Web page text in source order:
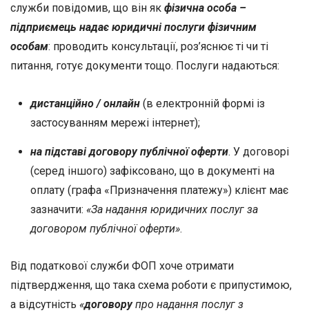
служби повідомив, що він як фізична особа –
підприємець надає юридичні послуги фізичним
особам: проводить консультації, роз’яснює ті чи ті
питання, готує документи тощо. Послуги надаються:
дистанційно / онлайн(в електронній формі із
застосуванням мережі інтернет);
на підставі договору публічної оферти. У договорі
(серед іншого) зафіксовано, що в документі на
оплату (графа «Призначення платежу») клієнт має
зазначити: «За надання юридичних послуг за
договором публічної оферти».
Від податкової служби ФОП хоче отримати
підтвердження, що така схема роботи є припустимою,
а відсутність «договорупро надання послуг з